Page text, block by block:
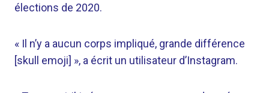
élections de 2020.
« Il n’y a aucun corps impliqué, grande différence
[skull emoji] », a écrit un utilisateur d’Instagram.